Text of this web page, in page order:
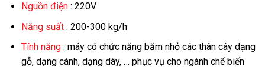
Nguồn điện: 220V
Năng suất : 200-300 kg/h
Tính năng: máy có chức năng băm nhỏ các thân cây dạng
gỗ, dạng cành, dạng dây, … phục vụ cho ngành chế biến